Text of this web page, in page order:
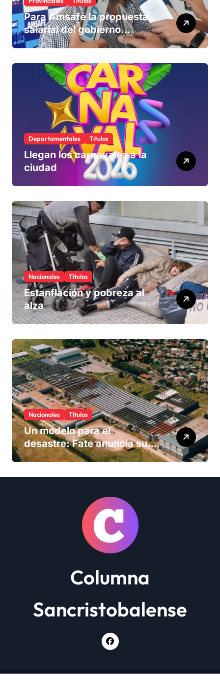
Para Amsafé la propuesta
salarial del gobierno
«queda corta» y el viernes
rechaza
Departamentales Titulos
Llegan los carnavales a la
ciudad
Nacionales Titulos
Estanflación y pobreza al
alza
Nacionales Titulos
Un modelo para el
desastre: Fate anuncia su
cierre definitivo y despide a
Columna
Sancristobalense